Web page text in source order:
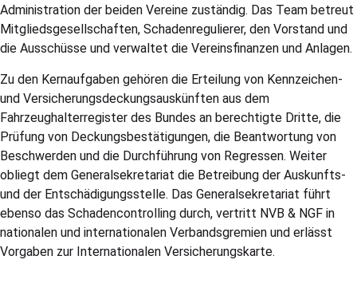
Administration der beiden Vereine zuständig. Das Team betreut
Mitgliedsgesellschaften, Schadenregulierer, den Vorstand und
die Ausschüsse und verwaltet die Vereinsfinanzen und Anlagen.
Zu den Kernaufgaben gehören die Erteilung von Kennzeichen-
und Versicherungsdeckungsauskünften aus dem
Fahrzeughalterregister des Bundes an berechtigte Dritte, die
Prüfung von Deckungsbestätigungen, die Beantwortung von
Beschwerden und die Durchführung von Regressen. Weiter
obliegt dem Generalsekretariat die Betreibung der Auskunfts-
und der Entschädigungsstelle. Das Generalsekretariat führt
ebenso das Schadencontrolling durch, vertritt NVB & NGF in
nationalen und internationalen Verbandsgremien und erlässt
Vorgaben zur Internationalen Versicherungskarte.